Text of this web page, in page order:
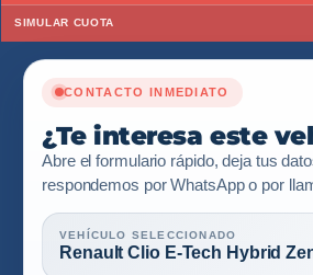
SIMULAR CUOTA
CONTACTO INMEDIATO
¿Te interesa este
Abre el formulario rápido, deja tus
respondemos por WhatsApp o por
VEHÍCULO SELECCIONADO
Renault Clio E-Tech Hybrid